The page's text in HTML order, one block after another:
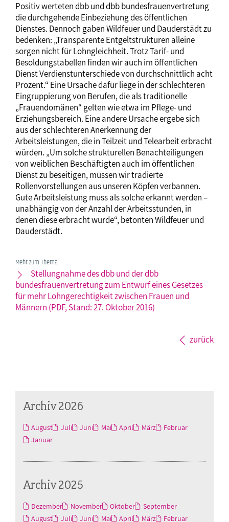
Positiv werteten dbb und dbb bundesfrauenvertretung
die durchgehende Einbeziehung des öffentlichen
Dienstes. Dennoch gaben Wildfeuer und Dauderstädt zu
bedenken: „Transparente Entgeltstrukturen alleine
sorgen nicht für Lohngleichheit. Trotz Tarif- und
Besoldungstabellen finden wir auch im öffentlichen
Dienst Verdienstunterschiede von durchschnittlich acht
Prozent.“ Eine Ursache dafür liege in der schlechteren
Eingruppierung von Berufen, die als traditionelle
„Frauendomänen“ gelten wie etwa im Pflege- und
Erziehungsbereich. Eine andere Ursache ergebe sich
aus der schlechteren Anerkennung der
Arbeitsleistungen, die in Teilzeit und Telearbeit erbracht
würden. „Um solche strukturellen Benachteiligungen
von weiblichen Beschäftigten auch im öffentlichen
Dienst zu beseitigen, müssen wir tradierte
Rollenvorstellungen aus unseren Köpfen verbannen.
Gute Arbeitsleistung muss als solche erkannt werden –
unabhängig von der Anzahl der Arbeitsstunden, in
denen diese erbracht wurde“, betonten Wildfeuer und
Dauderstädt.
Mehr zum Thema
Stellungnahme des dbb und der dbb
bundesfrauenvertretung zum Entwurf eines Gesetzes
für mehr Lohngerechtigkeit zwischen Frauen und
Männern (PDF, Stand: 27. Oktober 2016)
zurück
Archiv 2026
August Juli Juni Mai April März
Februar
Januar
Archiv 2025
Dezember November Oktober
September
August
Juli Juni Mai April März Februar